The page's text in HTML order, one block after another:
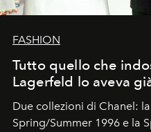
FASHION
Tutto quello che
Lagerfeld lo aveva
Due collezioni di Chanel:
Spring/Summer 1996 e la